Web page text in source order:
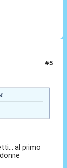
#5
al primo